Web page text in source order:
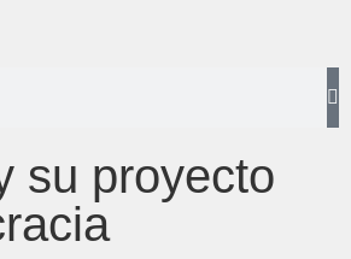
su proyecto